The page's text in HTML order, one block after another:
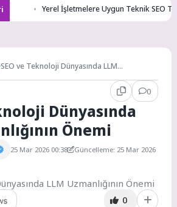
Yerel İşletmelere Uygun Teknik SEO
SEO ve Teknoloji Dünyasında LLM
0
Dünyasında
Önemi
25 Mar 2026 00:38
Güncelleme: 25 Mar 2026
0